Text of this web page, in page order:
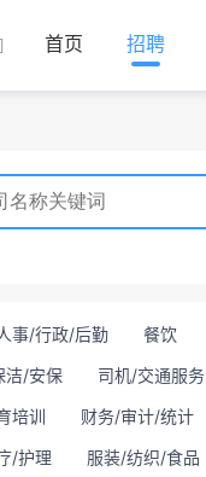
首页 招聘
事/行政/后勤 餐饮
洁/安保 司机/交通服务
培训 财务/审计/统计
/护理 服装/纺织/食品